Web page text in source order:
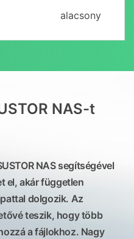
alacsony
NAS-t
NAS segítségével
el, akár független
dolgozik. Az
teszik, hogy több
a fájlokhoz. Nagy